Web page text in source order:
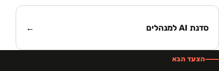
סדנת AI למנהלים ←
הצעד הבא